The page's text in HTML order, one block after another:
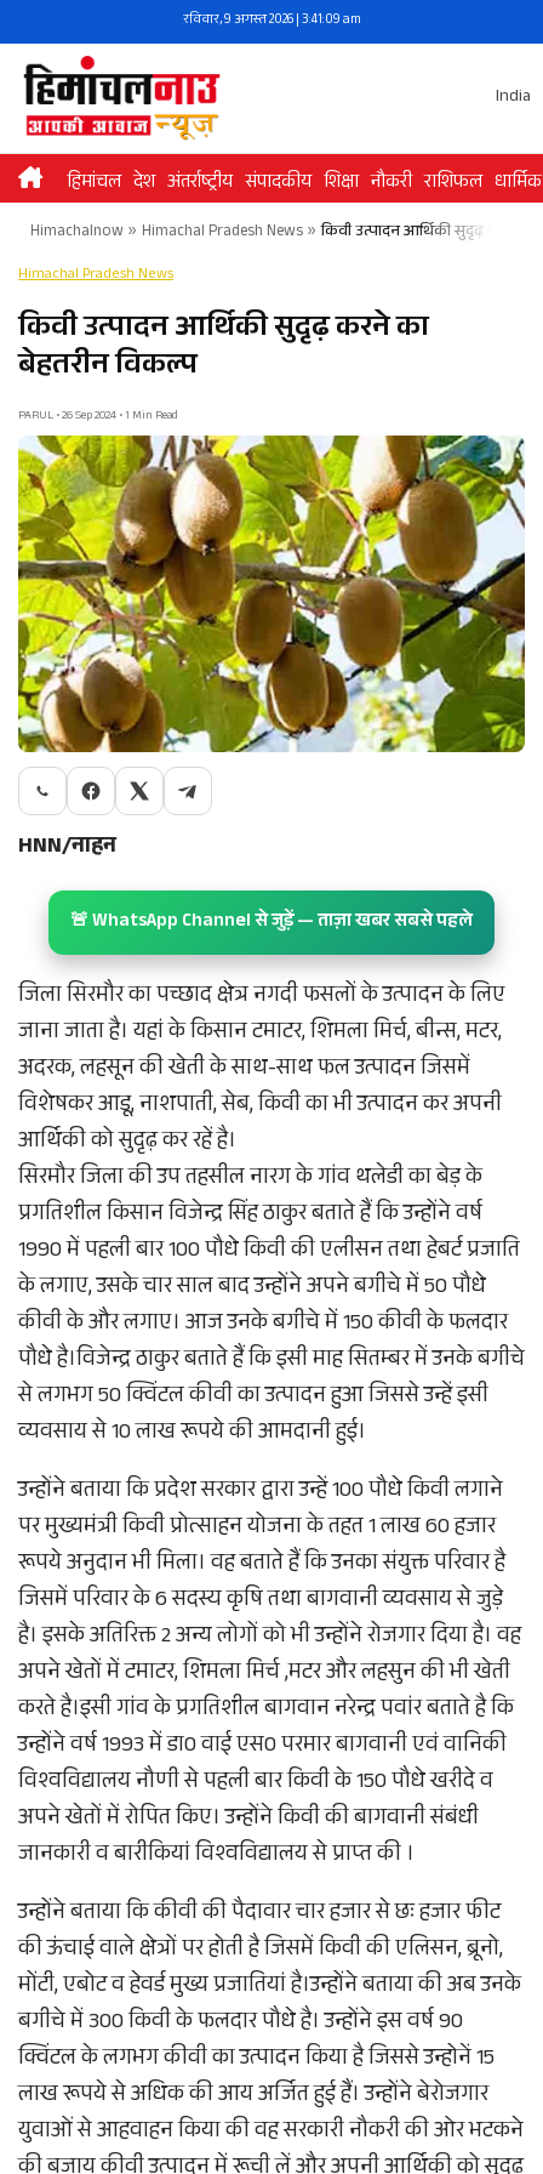
to
content
रविवार, 9 अगस्त 2026 | 3:41:09 am
India
हिमांचल देश अंतर्राष्ट्रीय संपादकीय शिक्षा नौकरी राशिफल धार्मिक
Himachalnow» Himachal Pradesh News» किवी उत्पादन आर्थिकी सुदृढ़ करने
Himachal Pradesh News
किवी उत्पादन आर्थिकी सुदृढ़ करने का
बेहतरीन विकल्प
PARUL • 26 Sep 2024 • 1 Min Read
HNN/नाहन
🚨 WhatsApp Channel से जुड़ें — ताज़ा खबर सबसे पहले
जिला सिरमौर का पच्छाद क्षेत्र नगदी फसलों के उत्पादन के लिए
जाना जाता है। यहां के किसान टमाटर, शिमला मिर्च, बीन्स, मटर,
अदरक, लहसून की खेती के साथ-साथ फल उत्पादन जिसमें
विशेषकर आडू, नाशपाती, सेब, किवी का भी उत्पादन कर अपनी
आर्थिकी को सुदृढ़ कर रहें है।
सिरमौर जिला की उप तहसील नारग के गांव थलेडी का बेड़ के
प्रगतिशील किसान विजेन्द्र सिंह ठाकुर बताते हैं कि उन्होंने वर्ष
1990 में पहली बार 100 पौधे किवी की एलीसन तथा हेबर्ट प्रजाति
के लगाए, उसके चार साल बाद उन्होंने अपने बगीचे में 50 पौधे
कीवी के और लगाए। आज उनके बगीचे में 150 कीवी के फलदार
पौधे है।विजेन्द्र ठाकुर बताते हैं कि इसी माह सितम्बर में उनके बगीचे
से लगभग 50 क्विंटल कीवी का उत्पादन हुआ जिससे उन्हें इसी
व्यवसाय से 10 लाख रूपये की आमदानी हुई।
उन्होंने बताया कि प्रदेश सरकार द्वारा उन्हें 100 पौधे किवी लगाने
पर मुख्यमंत्री किवी प्रोत्साहन योजना के तहत 1 लाख 60 हजार
रूपये अनुदान भी मिला। वह बताते हैं कि उनका संयुक्त परिवार है
जिसमें परिवार के 6 सदस्य कृषि तथा बागवानी व्यवसाय से जुड़े
है। इसके अतिरिक्त 2 अन्य लोगों को भी उन्होंने रोजगार दिया है। वह
अपने खेतों में टमाटर, शिमला मिर्च ,मटर और लहसुन की भी खेती
करते है।इसी गांव के प्रगतिशील बागवान नरेन्द्र पवांर बताते है कि
उन्होंने वर्ष 1993 में डा0 वाई एस0 परमार बागवानी एवं वानिकी
विश्वविद्यालय नौणी से पहली बार किवी के 150 पौधे खरीदे व
अपने खेतों में रोपित किए। उन्होंने किवी की बागवानी संबंधी
जानकारी व बारीकियां विश्वविद्यालय से प्राप्त की ।
उन्होंने बताया कि कीवी की पैदावार चार हजार से छः हजार फीट
की ऊंचाई वाले क्षेत्रों पर होती है जिसमें किवी की एलिसन, ब्रूनो,
मोंटी, एबोट व हेवर्ड मुख्य प्रजातियां है।उन्होंने बताया की अब उनके
बगीचे में 300 किवी के फलदार पौधे है। उन्होंने इस वर्ष 90
क्विंटल के लगभग कीवी का उत्पादन किया है जिससे उन्होनें 15
लाख रूपये से अधिक की आय अर्जित हुई हैं। उन्होंने बेरोजगार
युवाओं से आहवाहन किया की वह सरकारी नौकरी की ओर भटकने